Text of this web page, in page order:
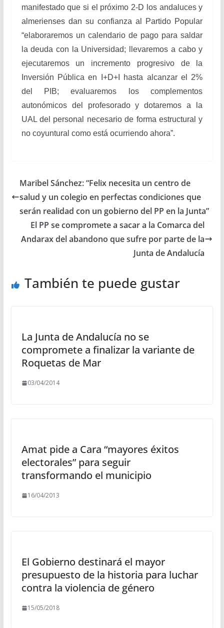
manifestado que si el próximo 2-D los andaluces y
almerienses dan su confianza al Partido Popular
“elaboraremos un calendario de pago para saldar
la deuda con la Universidad; llevaremos a cabo y
ejecutaremos un incremento progresivo de la
Inversión Pública en I+D+I hasta alcanzar el 2%
del PIB; evaluaremos los complementos
autonómicos del profesorado y dotaremos a la
UAL del personal necesario de forma estructural y
no coyuntural como está ocurriendo ahora”.
Maribel Sánchez: “Felix necesita un centro de
salud y un colegio en perfectas condiciones que
serán realidad con un gobierno del PP en la Junta”
El PP se compromete a sacar a la Comarca del
Andarax del abandono que sufre por parte de la
Junta de Andalucía
También te puede gustar
La Junta de Andalucía no se
compromete a finalizar la variante de
Roquetas de Mar
03/04/2014
Amat pide a Cara “mayores éxitos
electorales” para seguir
transformando el municipio
16/04/2013
El Gobierno destinará el mayor
presupuesto de la historia para luchar
contra la violencia de género
15/05/2018